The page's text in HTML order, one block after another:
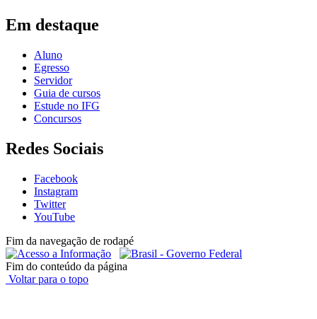
Em destaque
Aluno
Egresso
Servidor
Guia de cursos
Estude no IFG
Concursos
Redes Sociais
Facebook
Instagram
Twitter
YouTube
Fim da navegação de rodapé
Fim do conteúdo da página
Voltar para o topo